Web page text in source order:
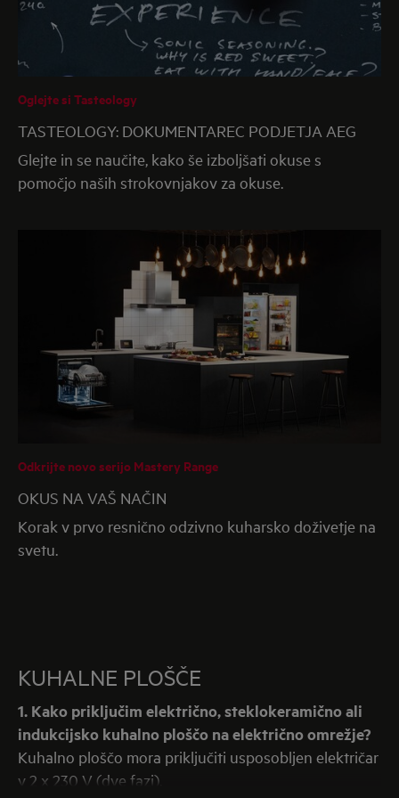
Oglejte si Tasteology
TASTEOLOGY: DOKUMENTAREC PODJETJA AEG
Glejte in se naučite, kako še izboljšati okuse s
pomočjo naših strokovnjakov za okuse.
Odkrijte novo serijo Mastery Range
OKUS NA VAŠ NAČIN
Korak v prvo resnično odzivno kuharsko doživetje na
svetu.
KUHALNE PLOŠČE
1. Kako priključim električno, steklokeramično ali
indukcijsko kuhalno ploščo na električno omrežje?
Kuhalno ploščo mora priključiti usposobljen električar
v 2 x 230 V (dve fazi).